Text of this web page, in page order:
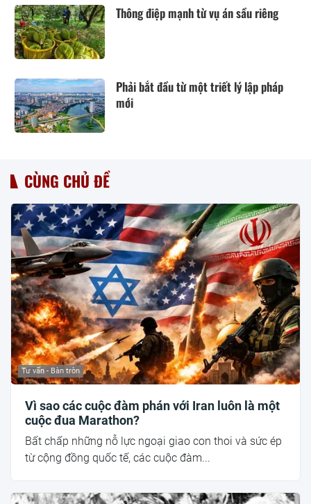
Thông điệp mạnh từ vụ án sầu riêng
Phải bắt đầu từ một triết lý lập pháp
mới
CÙNG CHỦ ĐỀ
Tư vấn - Bàn tròn
Vì sao các cuộc đàm phán với Iran luôn là một
cuộc đua Marathon?
Bất chấp những nỗ lực ngoại giao con thoi và sức ép
từ cộng đồng quốc tế, các cuộc đàm...